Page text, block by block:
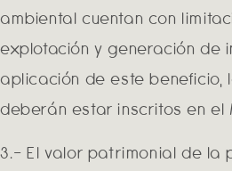
ambiental cuentan con
explotación y generación de
aplicación de este beneficio,
deberán estar inscritos en el
3.- El valor patrimonial de la